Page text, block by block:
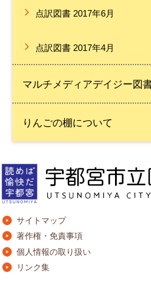
点訳図書 2017年6月
点訳図書 2017年4月
マルチメディアデイジー図
りんごの棚について
サイトマップ
著作権・免責事項
個人情報の取り扱い
リンク集